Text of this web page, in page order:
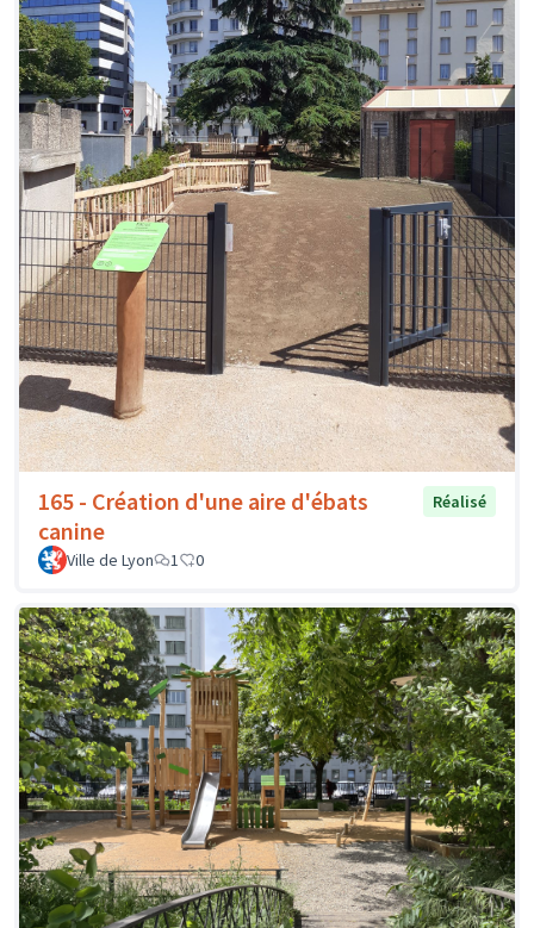
165 - Création d'une aire d'ébats
canine
Réalisé
Ville de Lyon 1 0